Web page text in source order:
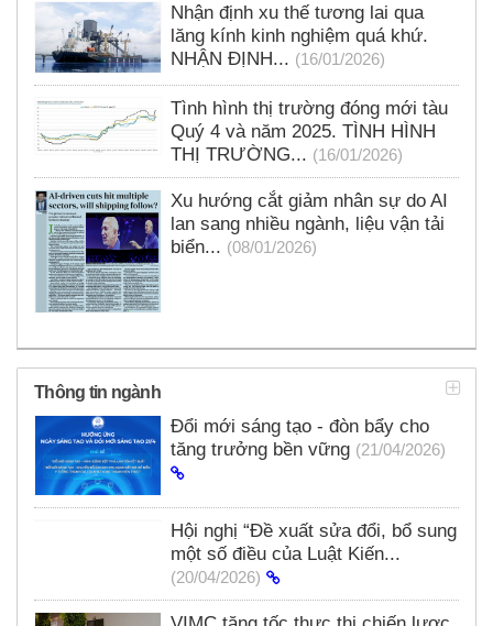
Nhận định xu thế tương lai qua
lăng kính kinh nghiệm quá khứ.
NHẬN ĐỊNH... (16/01/2026)
Tình hình thị trường đóng mới tàu
Quý 4 và năm 2025. TÌNH HÌNH
THỊ TRƯỜNG... (16/01/2026)
Xu hướng cắt giảm nhân sự do AI
lan sang nhiều ngành, liệu vận tải
biển... (08/01/2026)
Thông tin ngành
Đổi mới sáng tạo - đòn bẩy cho
tăng trưởng bền vững (21/04/2026)
Hội nghị “Đề xuất sửa đổi, bổ sung
một số điều của Luật Kiến...
(20/04/2026)